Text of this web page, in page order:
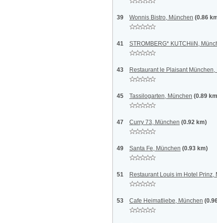
39 Wonnis Bistro, München (0.86
41 STROMBERG* KUTCHiiN,
43 Restaurant le Plaisant München,
45 Tassilogarten, München (0.89
47 Curry 73, München (0.92 km)
49 Santa Fe, München (0.93 km)
51 Restaurant Louis im Hotel Prinz,
53 Cafe Heimatliebe, München